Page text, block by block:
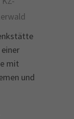
mit
und